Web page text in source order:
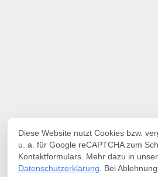
Diese Website nutzt Cookies bzw.
u. a. für Google reCAPTCHA zum
Kontaktformulars. Mehr dazu in
Datenschutzerklärung . Bei